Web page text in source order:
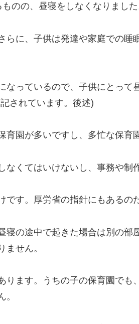
のの、昼寝をしなくなりまし
らに、子供は発達や家庭での
っているので、子供にとっ
されています。後述)
園が多いですし、多忙な保育
くてはいけないし、事務や制
す。厚労省の指針にもあるの
寝の途中で起きた場合は別の
ません。
ます。うちの子の保育園でも
。